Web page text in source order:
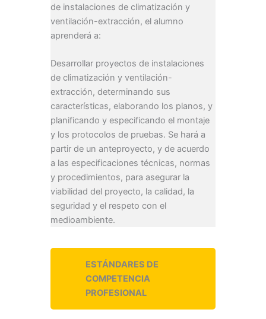
de instalaciones de climatización y
ventilación-extracción, el alumno
aprenderá a:
Desarrollar proyectos de instalaciones
de climatización y ventilación-
extracción, determinando sus
características, elaborando los planos, y
planificando y especificando el montaje
y los protocolos de pruebas. Se hará a
partir de un anteproyecto, y de acuerdo
a las especificaciones técnicas, normas
y procedimientos, para asegurar la
viabilidad del proyecto, la calidad, la
seguridad y el respeto con el
medioambiente.
ESTÁNDARES DE
COMPETENCIA
PROFESIONAL